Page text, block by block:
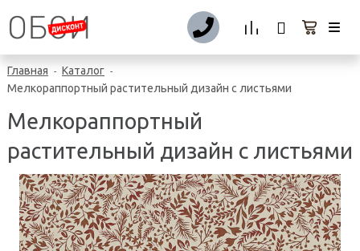
Главная - Каталог -
Мелкораппортный растительный дизайн с листьями
Мелкораппортный
растительный дизайн с листьями